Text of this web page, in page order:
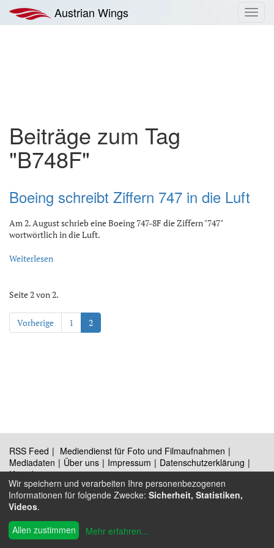
Inhalt
springen
Austrian Wings
Beiträge zum Tag
"B748F"
Boeing schreibt Ziffern 747 in die Luft
Am 2. August schrieb eine Boeing 747-8F die Ziffern "747"
wortwörtlich in die Luft.
Weiterlesen
Seite 2 von 2.
Vorherige 1 2
RSS Feed
Mediendienst für Foto und Filmaufnahmen
Mediadaten
Über uns Impressum
Datenschutzerklärung
Kontakt
© 2009 - 2026 Austrian Wings
Wir speichern und verarbeiten Ihre personenbezogenen
Informationen für folgende Zwecke: Sicherheit, Statistiken,
Videos.
Allen zustimmen
Mehr erfahren...